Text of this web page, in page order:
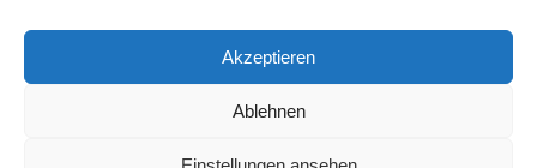
Akzeptieren
Ablehnen
Neue Podcast-Folge: So tickt Björn!
27. Juli 2026